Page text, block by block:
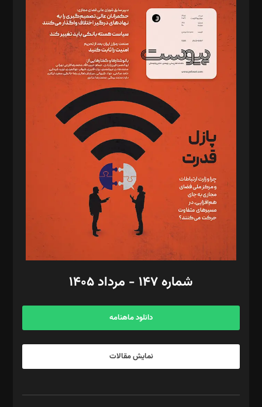
سردبیر: مهرک محمودی
دبیر تحریریه: میثم قاسمی
د‌بیر ناداستان: سمانه سمیع
د‌بیر خدمت و تجارت: ابوالفضل رجبی
د‌بیر حقوق فناوری: حسام‌الدین ایپکچی
د‌بیر پیوست جهان: مینا پاکدل
د‌بیر تحریریه آنلاین: بابک نقاش
تحریریه‌: مجتبی محمود‌ی، آرش برهمند، یسنا امان‌پور، سروش کرمیان،
مصطفی مسجدی آرانی، ابوالفضل رجبی، زهرا فکرانه، فائزه فتحی
رستمی،مصطفی باستان
ویرایش: نگار استاد‌‌آقا
طراح یونیفرم: مجید توکلی
فیلمبرداری و عکاسی: امیر شفیعی، مانی لطفی زاده
گرافیک و صفحه‌آرایی: سید‌سبحان‌علی ثابت
مد‌یر توسعه تجاری: کامبیز برید‌
امور مالی: شاپور رهبری، محمد‌ کاظمی‌نیا
آگهی و مشترکین: ۰۹۱۹۹۹۹۰۴۵۴
شماره ۱۴۷ - مرداد ۱۴۰۵
دانلود ماهنامه
نمایش مقالات